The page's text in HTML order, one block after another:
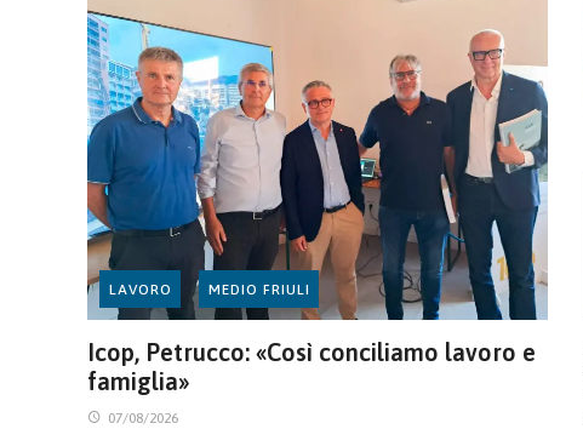
LAVORO MEDIO FRIULI
Icop, Petrucco: «Così conciliamo lavoro e
famiglia»
07/08/2026